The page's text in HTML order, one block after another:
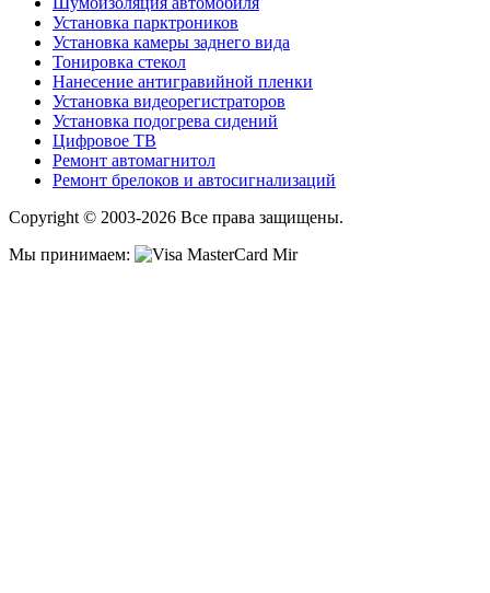
Установка парктроников
Установка камеры заднего вида
Тонировка стекол
Нанесение антигравийной пленки
Установка видеорегистраторов
Установка подогрева сидений
Цифровое ТВ
Ремонт автомагнитол
Ремонт брелоков и автосигнализаций
Copyright © 2003-2026 Все права защищены.
Мы принимаем: